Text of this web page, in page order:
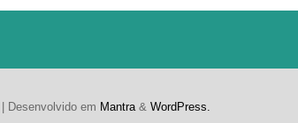
| Desenvolvido em Mantra & WordPress.